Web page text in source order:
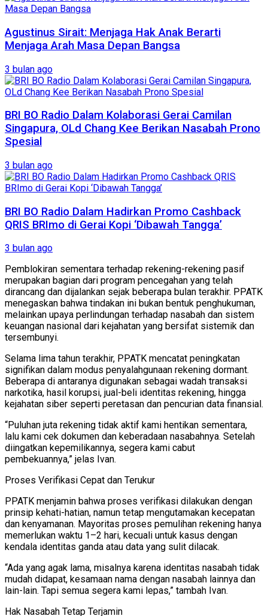
Agustinus Sirait: Menjaga Hak Anak Berarti
Menjaga Arah Masa Depan Bangsa
3 bulan ago
BRI BO Radio Dalam Kolaborasi Gerai Camilan
Singapura, OLd Chang Kee Berikan Nasabah Prono
Spesial
3 bulan ago
BRI BO Radio Dalam Hadirkan Promo Cashback
QRIS BRImo di Gerai Kopi ‘Dibawah Tangga’
3 bulan ago
Pemblokiran sementara terhadap rekening-rekening pasif
merupakan bagian dari program pencegahan yang telah
dirancang dan dijalankan sejak beberapa bulan terakhir. PPATK
menegaskan bahwa tindakan ini bukan bentuk penghukuman,
melainkan upaya perlindungan terhadap nasabah dan sistem
keuangan nasional dari kejahatan yang bersifat sistemik dan
tersembunyi.
Selama lima tahun terakhir, PPATK mencatat peningkatan
signifikan dalam modus penyalahgunaan rekening dormant.
Beberapa di antaranya digunakan sebagai wadah transaksi
narkotika, hasil korupsi, jual-beli identitas rekening, hingga
kejahatan siber seperti peretasan dan pencurian data finansial.
“Puluhan juta rekening tidak aktif kami hentikan sementara,
lalu kami cek dokumen dan keberadaan nasabahnya. Setelah
diingatkan kepemilikannya, segera kami cabut
pembekuannya,” jelas Ivan.
Proses Verifikasi Cepat dan Terukur
PPATK menjamin bahwa proses verifikasi dilakukan dengan
prinsip kehati-hatian, namun tetap mengutamakan kecepatan
dan kenyamanan. Mayoritas proses pemulihan rekening hanya
memerlukan waktu 1–2 hari, kecuali untuk kasus dengan
kendala identitas ganda atau data yang sulit dilacak.
“Ada yang agak lama, misalnya karena identitas nasabah tidak
mudah didapat, kesamaan nama dengan nasabah lainnya dan
lain-lain. Tapi semua segera kami lepas,” tambah Ivan.
Hak Nasabah Tetap Terjamin